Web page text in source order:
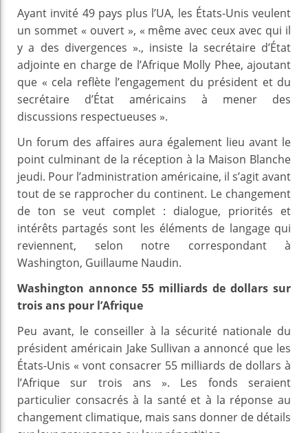
Ayant invité 49 pays plus l’UA, les États-Unis veulent
un sommet « ouvert », « même avec ceux avec qui il
y a des divergences »., insiste la secrétaire d’État
adjointe en charge de l’Afrique Molly Phee, ajoutant
que « cela reflète l’engagement du président et du
secrétaire d’État américains à mener des
discussions respectueuses ».
Un forum des affaires aura également lieu avant le
point culminant de la réception à la Maison Blanche
jeudi. Pour l’administration américaine, il s’agit avant
tout de se rapprocher du continent. Le changement
de ton se veut complet : dialogue, priorités et
intérêts partagés sont les éléments de langage qui
reviennent, selon notre correspondant à
Washington, Guillaume Naudin.
Washington annonce 55 milliards de dollars sur
trois ans pour l’Afrique
Peu avant, le conseiller à la sécurité nationale du
président américain Jake Sullivan a annoncé que les
États-Unis « vont consacrer 55 milliards de dollars à
l’Afrique sur trois ans ». Les fonds seraient
particulier consacrés à la santé et à la réponse au
changement climatique, mais sans donner de détails